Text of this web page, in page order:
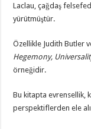
Laclau, çağdaş
yürütmüştür.
Özellikle Judith Butler
Hegemony,
örneğidir.
Bu kitapta evrensellik,
perspektiflerden ele